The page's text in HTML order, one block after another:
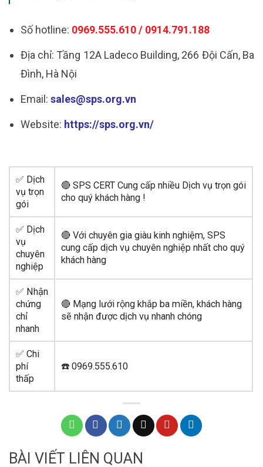
Số hotline: 0969.555.610 / 0914.791.188
Địa chỉ: Tầng 12A Ladeco Building, 266 Đội Cấn, Ba
Đình, Hà Nội
Email: sales@sps.org.vn
Website: https://sps.org.vn/
✅ Dịch
vụ trọn
gói
🔴 SPS CERT Cung cấp nhiều Dịch vụ trọn gói
cho quý khách hàng !
✅ Dịch
vụ
chuyên
nghiệp
🔴 Với chuyên gia giàu kinh nghiệm, SPS
cung cấp dịch vụ chuyên nghiệp nhất cho quý
khách hàng
✅ Nhận
chứng
chỉ
nhanh
🔴 Mạng lưới rộng khắp ba miền, khách hàng
sẽ nhận được dịch vụ nhanh chóng
✅ Chi
phí
thấp
☎️ 0969.555.610
BÀI VIẾT LIÊN QUAN